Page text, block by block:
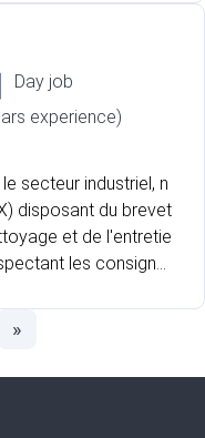
Day job
experience)
secteur industriel, n
disposant du brevet
et de l'entretie
les consigne
»